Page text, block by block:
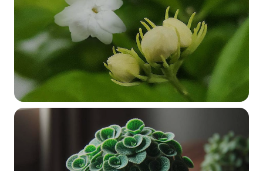
READ MORE
ขยายพันธุ์พืช
มะลิ ไม้ยอดนิยมของไทย รู้ไหมปักชำลงดินได้
ผลดีมาก แชร์ประสบการณ์แบบบ้านๆ